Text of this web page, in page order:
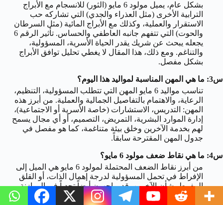
بشكل عام، يميل مولود 6 مايو (الثور) للانسجام مع الأبراج
الترابية الأخرى (مثل العذراء والجدي) التي تشاركه حب
الاستقرار والعملية، وكذلك مع الأبراج المائية (مثل السرطان
والحوت) التي تتفهم جانبه العاطفي والحساس. تأثير الرقم 6
يجعله يبحث عن شريك يقدر الحياة الأسرية، المسؤولية،
والتناغم. ومع ذلك، هذا المقال لا يغطي تحليل توافق الأبراج
بشكل مفصل.
س3: ما هي المهن المناسبة لمواليد هذا اليوم؟
تناسب مواليد 6 مايو المهن التي تتطلب المسؤولية، التنظيم،
الرعاية، والاهتمام بالتفاصيل الجمالية والعملية. من أبرز هذه
المهن: التدريس، الاستشارات (خاصة الأسرية أو الاجتماعية)،
إدارة الموارد البشرية، التمريض، التصميم، أو أي مجال يسمح
لهم بخدمة الآخرين وخلق بيئة متناغمة، كما هو مفصل في
جدول المهن المقترحة سابقاً.
س4: ما هي نقاط ضعف مولود 6 مايو؟
من أبرز نقاط الضعف المحتملة لمولود 6 مايو هي الميل إلى
الإفراط في تحمل المسؤولية لدرجة إهمال الذات، أو القلق
المفرط بشأن الآخرين. قد يواجهون أيضاً تحدياً في الموازنة
بين رغبتهم في الكمال وحاجتهم للراحة. العناد (من الثور) قد